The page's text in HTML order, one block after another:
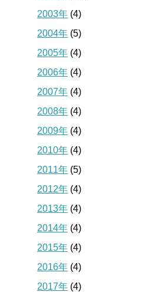
2003年 (4)
2004年 (5)
2005年 (4)
2006年 (4)
2007年 (4)
2008年 (4)
2009年 (4)
2010年 (4)
2011年 (5)
2012年 (4)
2013年 (4)
2014年 (4)
2015年 (4)
2016年 (4)
2017年 (4)